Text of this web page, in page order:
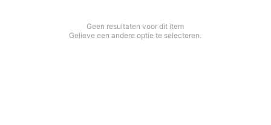
Geen resultaten voor dit item
Gelieve een andere optie te selecteren.